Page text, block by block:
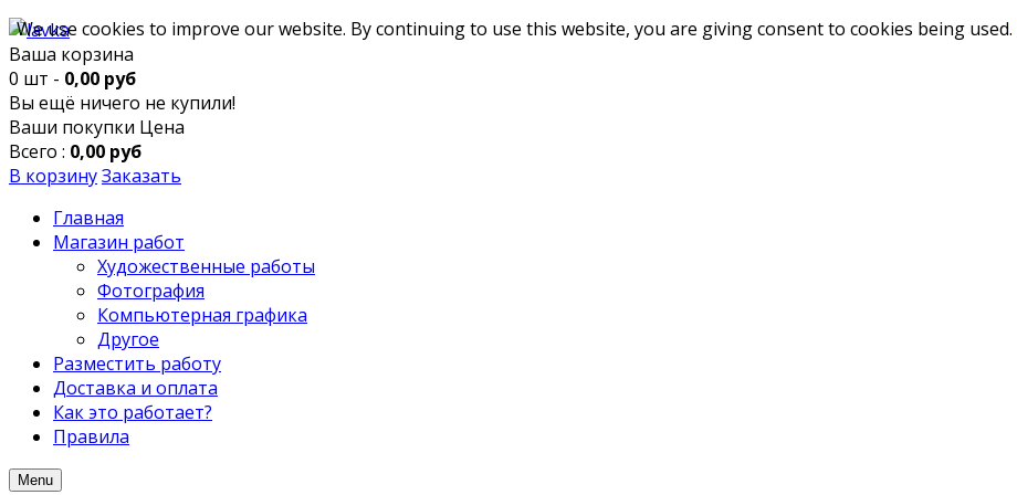
Ваша корзина
0 шт - 0,00 руб
Вы ещё ничего не купили!
Ваши покупки Цена
Всего : 0,00 руб
В корзинуЗаказать
Главная
Магазин работ
Художественные работы
Фотография
Компьютерная графика
Другое
Разместить работу
Доставка и оплата
Как это работает?
Правила
Menu
We use cookies to improve our website. By continuing to use this website, you are giving consent to cookies being used.